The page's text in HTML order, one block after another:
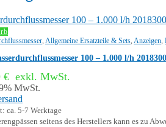
, Allgemeine Ersatzteile & Sets, Anzeigen,
100 – 1.000 l/h
€ exkl. MwSt.
MwSt.
ca. 5-7 Werktage
seitens des Herstellers kann es zu